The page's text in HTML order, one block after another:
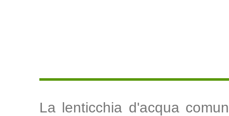
La lenticchia d'acqua